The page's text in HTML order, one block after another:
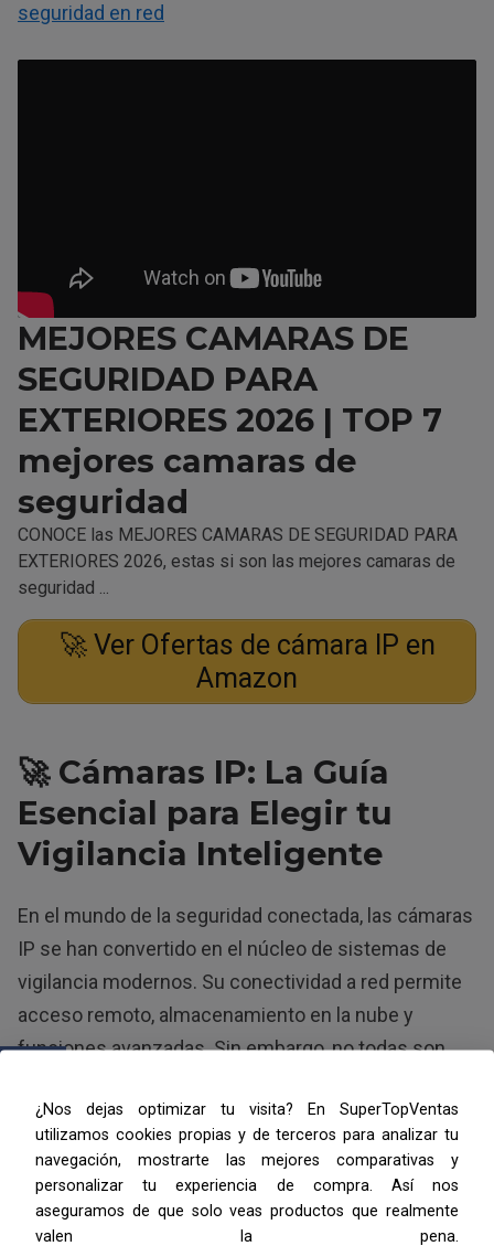
seguridad en red
MEJORES CAMARAS DE
SEGURIDAD PARA
EXTERIORES 2026 | TOP 7
mejores camaras de
seguridad
CONOCE las MEJORES CAMARAS DE SEGURIDAD PARA
EXTERIORES 2026, estas si son las mejores camaras de
seguridad ...
🚀 Ver Ofertas de cámara IP en
Amazon
🚀 Cámaras IP: La Guía
Esencial para Elegir tu
Vigilancia Inteligente
En el mundo de la seguridad conectada, las cámaras
IP se han convertido en el núcleo de sistemas de
vigilancia modernos. Su conectividad a red permite
acceso remoto, almacenamiento en la nube y
funciones avanzadas. Sin embargo, no todas son
específicas, desde el monitoreo estático de un
hogar hasta el control total de grandes espacios
comerciales. A continuación, exploramos los tipos
más populares y sus características distintivas.
¿Nos dejas optimizar tu visita? En SuperTopVentas
utilizamos cookies propias y de terceros para analizar tu
navegación, mostrarte las mejores comparativas y
personalizar tu experiencia de compra. Así nos
aseguramos de que solo veas productos que realmente
valen la pena.